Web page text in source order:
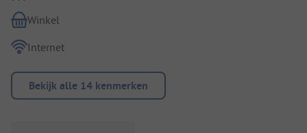
Winkel
Internet
Bekijk alle 14 kenmerken